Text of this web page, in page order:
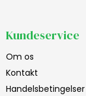
Kundeservice
Om os
Kontakt
Handelsbetingelser